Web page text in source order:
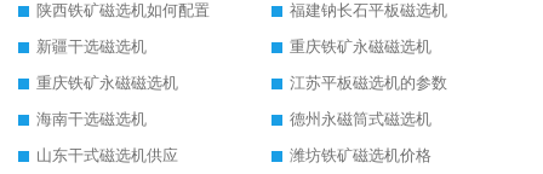
陕西铁矿磁选机如何配置
福建钠长石平板磁选机
新疆干选磁选机
重庆铁矿永磁磁选机
重庆铁矿永磁磁选机
江苏平板磁选机的参数
海南干选磁选机
德州永磁筒式磁选机
山东干式磁选机供应
潍坊铁矿磁选机价格